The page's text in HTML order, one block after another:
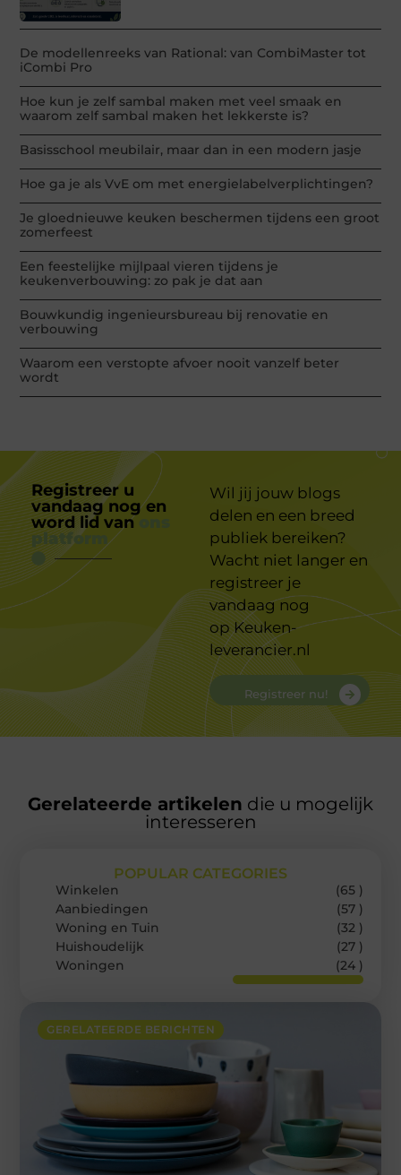
De modellenreeks van Rational: van CombiMaster tot
iCombi Pro
Hoe kun je zelf sambal maken met veel smaak en
waarom zelf sambal maken het lekkerste is?
Basisschool meubilair, maar dan in een modern jasje
Hoe ga je als VvE om met energielabelverplichtingen?
Je gloednieuwe keuken beschermen tijdens een groot
zomerfeest
Een feestelijke mijlpaal vieren tijdens je
keukenverbouwing: zo pak je dat aan
Bouwkundig ingenieursbureau bij renovatie en
verbouwing
Waarom een verstopte afvoer nooit vanzelf beter
wordt
Registreer u
vandaag nog en
word lid van
platform
Wil jij jouw blogs
delen en een breed
publiek bereiken?
Wacht niet langer en
registreer je
vandaag nog
opKeuken-
leverancier.nl
Registreer nu!
Gerelateerde artikelen die u mogelijk
interesseren
GERELATEERDE BERICHTEN
POPULAR CATEGORIES
Winkelen
(65 )
Aanbiedingen
(57 )
Woning en Tuin
(32 )
Huishoudelijk
(27 )
Woningen
(24 )